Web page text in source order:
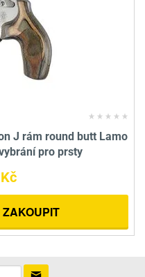
J rám round butt Lamo
pro prsty
ZAKOUPIT